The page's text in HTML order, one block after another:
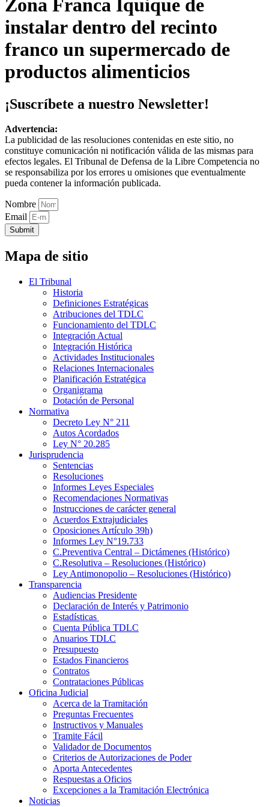
Zona Franca Iquique de
instalar dentro del recinto
franco un supermercado de
productos alimenticios
¡Suscríbete a nuestro Newsletter!
Advertencia:
La publicidad de las resoluciones contenidas en este sitio, no
constituye comunicación ni notificación válida de las mismas para
efectos legales. El Tribunal de Defensa de la Libre Competencia no
se responsabiliza por los errores u omisiones que eventualmente
pueda contener la información publicada.
Nombre
Email
Submit
Mapa de sitio
El Tribunal
Historia
Definiciones Estratégicas
Atribuciones del TDLC
Funcionamiento del TDLC
Integración Actual
Integración Histórica
Actividades Institucionales
Relaciones Internacionales
Planificación Estratégica
Organigrama
Dotación de Personal
Normativa
Decreto Ley N° 211
Autos Acordados
Ley N° 20.285
Jurisprudencia
Sentencias
Resoluciones
Informes Leyes Especiales
Recomendaciones Normativas
Instrucciones de carácter general
Acuerdos Extrajudiciales
Oposiciones Artículo 39h)
Informes Ley N°19.733
C.Preventiva Central – Dictámenes (Histórico)
C.Resolutiva – Resoluciones (Histórico)
Ley Antimonopolio – Resoluciones (Histórico)
Transparencia
Audiencias Presidente
Declaración de Interés y Patrimonio
Estadísticas
Cuenta Pública TDLC
Anuarios TDLC
Presupuesto
Estados Financieros
Contratos
Contrataciones Públicas
Oficina Judicial
Acerca de la Tramitación
Preguntas Frecuentes
Instructivos y Manuales
Tramite Fácil
Validador de Documentos
Criterios de Autorizaciones de Poder
Aporta Antecedentes
Respuestas a Oficios
Excepciones a la Tramitación Electrónica
Noticias